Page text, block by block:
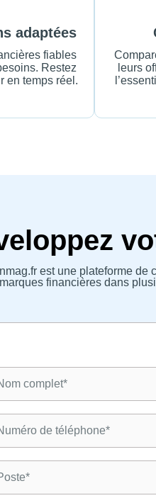
adaptées
fiables
Restez
en temps réel.
leurs
est une plateforme de
marques financières dans